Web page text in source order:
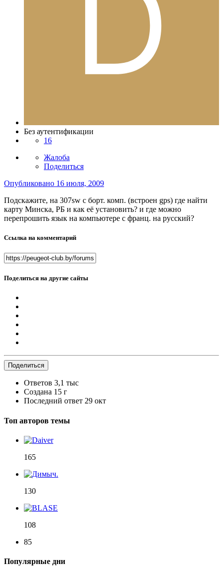
Без аутентификации
16
Жалоба
Поделиться
Опубликовано 16 июля, 2009
Подскажите, на 307sw с борт. комп. (встроен gps) где найти
карту Минска, РБ и как её установить? и где можно
перепрошить язык на компьютере с франц. на русский?
Ссылка на комментарий
Поделиться на другие сайты
Поделиться
Ответов 3,1 тыс
Создана 15 г
Последний ответ 29 окт
Топ авторов темы
165
130
108
85
Популярные дни